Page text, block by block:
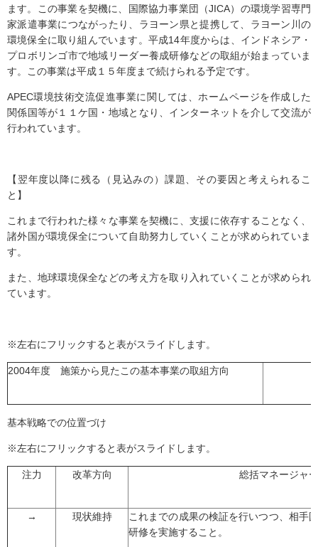
ます。この事業を契機に、国際協力事業団（JICA）の環境学習専門
家派遣事業につながったり、ラヨーン県と提携して、ラヨーン川の
環境保全に取り組んでいます。平成14年度からは、インドネシア・
プロボリンゴ市で地域リーダー養成研修などの取組が始まっていま
す。この事業は平成１５年度まで続けられる予定です。
APEC環境技術交流促進事業に関しては、ホームページを作成した
関係国等が１１ケ国・地域となり、インターネットを介して交流が
行われています。
【翌年度以降に残る（見込みの）課題、その要因と考えられるこ
と】
これまで行われた様々な事業を契機に、支援に依存することなく、
諸外国が環境保全について自助努力していくことが求められていま
す。
また、地球環境保全などの考え方を取り入れていくことが求められ
ています。
※左右にフリックすると表がスライドします。
2004年度 施策から見たこの基本事業の取組方向
基本戦略での位置づけ
※左右にフリックすると表がスライドします。
注力 改革方向 総括マネージャ
→ 現状維持
これまでの成果の検証を行いつつ、相手
研修を実施すること。